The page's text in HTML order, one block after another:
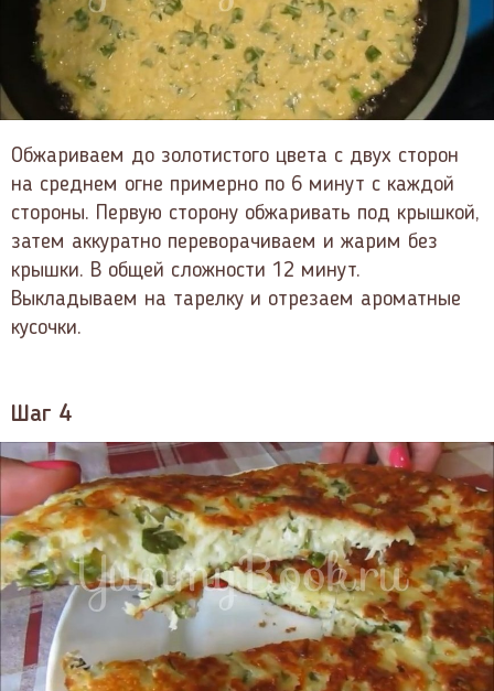
Обжариваем до золотистого цвета с двух сторон
на среднем огне примерно по 6 минут с каждой
стороны. Первую сторону обжаривать под крышкой,
затем аккуратно переворачиваем и жарим без
крышки. В общей сложности 12 минут.
Выкладываем на тарелку и отрезаем ароматные
кусочки.
Шаг 4